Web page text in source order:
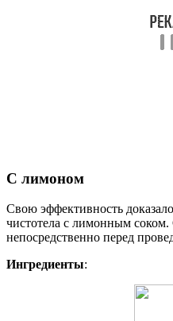
С лимоном
Свою эффективность
чистотела с лимонным
непосредственно перед
Ингредиенты: